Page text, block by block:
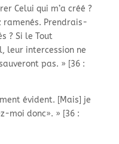
Celui qui m’a créé ?
ramenés. Prendrais-
? Si le Tout
leur intercession ne
pas. » [36 :
évident. [Mais] je
moi donc». » [36 :